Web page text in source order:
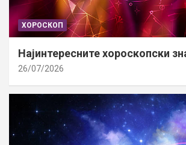
ХОРОСКОП
Најинтересните хороскопски
26/07/2026